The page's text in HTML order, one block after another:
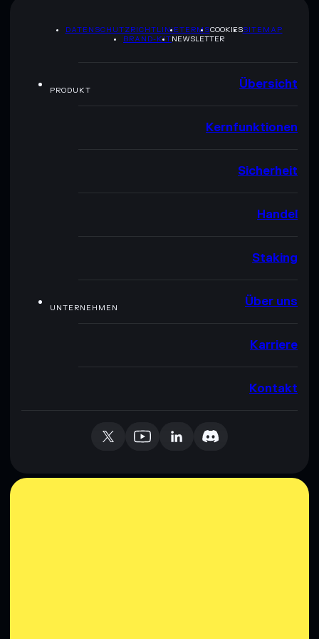
DATENSCHUTZRICHTLINIETERMSCOOKIESSITEMAP
BRAND-KITNEWSLETTER
PRODUKT Übersicht
Kernfunktionen
Sicherheit
Handel
Staking
UNTERNEHMEN Über uns
Karriere
Kontakt